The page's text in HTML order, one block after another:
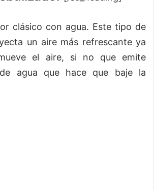
clásico con agua. Este tipo de
un aire más refrescante ya
el aire, si no que emite
agua que hace que baje la